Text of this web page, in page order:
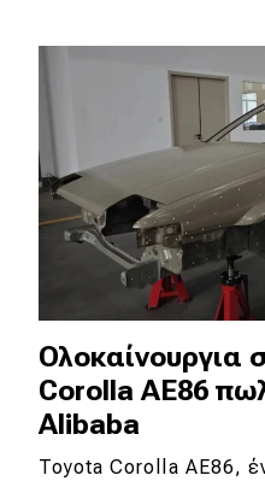
Test Drive
Δοκιμή
Αποστολή
Συγκρίνουμε
Αγώνες
Formula 1
Ολοκαίνουργια
Corolla AE86
Alibaba
Toyota Corolla AE86,